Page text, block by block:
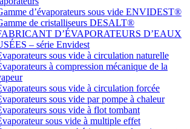
d’évaporateurs sous vide ENVIDEST®
de cristalliseurs DESALT®
D’ÉVAPORATEURS D’EAUX
– série Envidest
sous vide à circulation naturelle
à compression mécanique de la
sous vide à circulation forcée
sous vide par pompe à chaleur
sous vide à flot tombant
sous vide à multiple effet